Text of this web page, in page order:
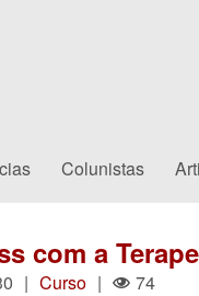
Colunistas
com a
| Curso | 74